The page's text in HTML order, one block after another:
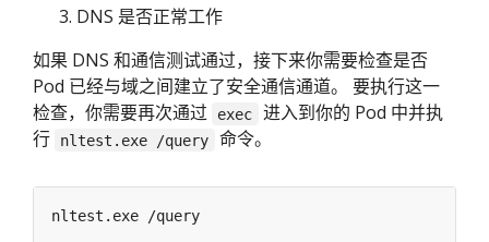
DNS 是否正常工作
如果 DNS 和通信测试通过，接下来你需要检查是否
Pod 已经与域之间建立了安全通信通道。 要执行这一
检查，你需要再次通过
exec
进入到你的 Pod 中并执
行
nltest.exe /query 命令。